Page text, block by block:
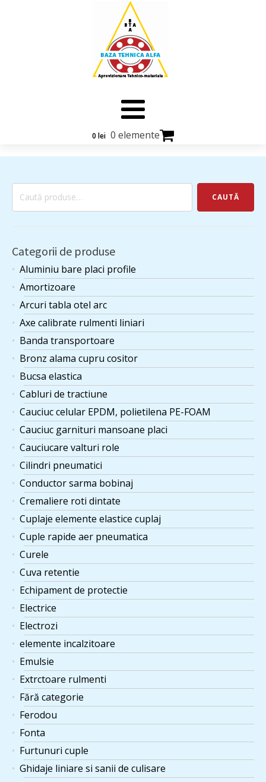
0 lei 0 elemente
Caută
CAUTĂ
Categorii de produse
Aluminiu bare placi profile
Amortizoare
Arcuri tabla otel arc
Axe calibrate rulmenti liniari
Banda transportoare
Bronz alama cupru cositor
Bucsa elastica
Cabluri de tractiune
Cauciuc celular EPDM, polietilena PE-FOAM
Cauciuc garnituri mansoane placi
Cauciucare valturi role
Cilindri pneumatici
Conductor sarma bobinaj
Cremaliere roti dintate
Cuplaje elemente elastice cuplaj
Cuple rapide aer pneumatica
Curele
Cuva retentie
Echipament de protectie
Electrice
Electrozi
elemente incalzitoare
Emulsie
Extrctoare rulmenti
Fără categorie
Ferodou
Fonta
Furtunuri cuple
Ghidaje liniare si sanii de culisare